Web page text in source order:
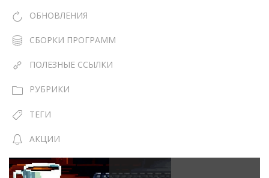
ОБНОВЛЕНИЯ
СБОРКИ ПРОГРАММ
ПОЛЕЗНЫЕ ССЫЛКИ
РУБРИКИ
ТЕГИ
АКЦИИ